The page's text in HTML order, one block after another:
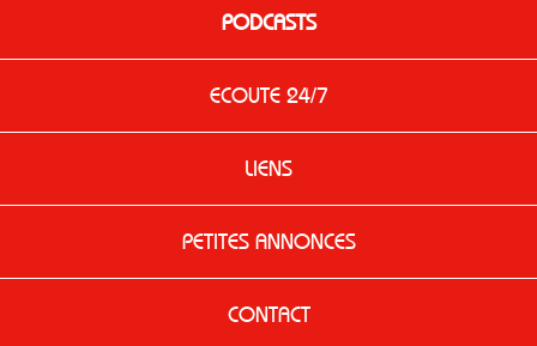
PODCASTS
ECOUTE 24/7
LIENS
PETITES ANNONCES
CONTACT